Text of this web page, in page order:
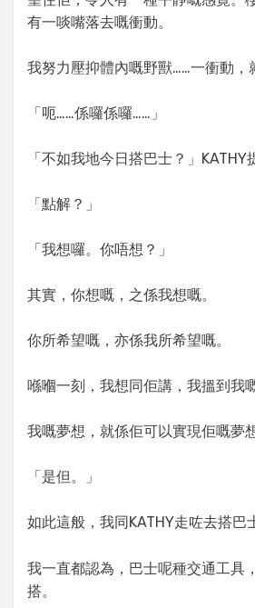
有一啖嘴落去嘅衝動。
我努力壓抑體內嘅野獸……一衝動，
「呃……係囉係囉……」
「不如我地今日搭巴士？」KATHY
「點解？」
「我想囉。你唔想？」
其實，你想嘅，之係我想嘅。
你所希望嘅，亦係我所希望嘅。
喺嗰一刻，我想同佢講，我搵到我
我嘅夢想，就係佢可以實現佢嘅夢想
「是但。」
如此這般，我同KATHY走咗去搭巴
我一直都認為，巴士呢種交通工具
搭。